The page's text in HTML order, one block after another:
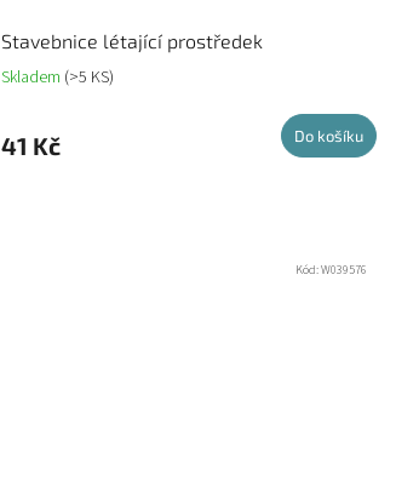
Stavebnice létající prostředek
Skladem (>5 KS)
41 Kč Do košíku
Kód:W039576